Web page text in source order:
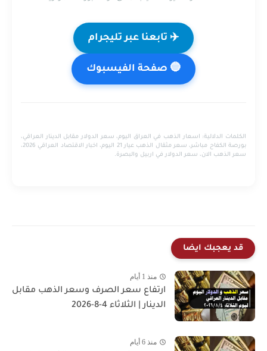
✈️ تابعنا عبر تليجرام
🔵 صفحة الفيسبوك
الكلمات الدلالية: اسعار الذهب في العراق اليوم، سعر الدولار مقابل الدينار العراقي،
بورصة الكفاح مباشر، سعر مثقال الذهب عيار 21 اليوم، اخبار الاقتصاد العراقي 2026،
سعر الذهب الان، سعر الدولار في اربيل والبصرة.
قد يعجبك ايضا
منذ 1 أيام
ارتفاع سعر الصرف وسعر الذهب مقابل
الدينار | الثلاثاء 4-8-2026
منذ 6 أيام